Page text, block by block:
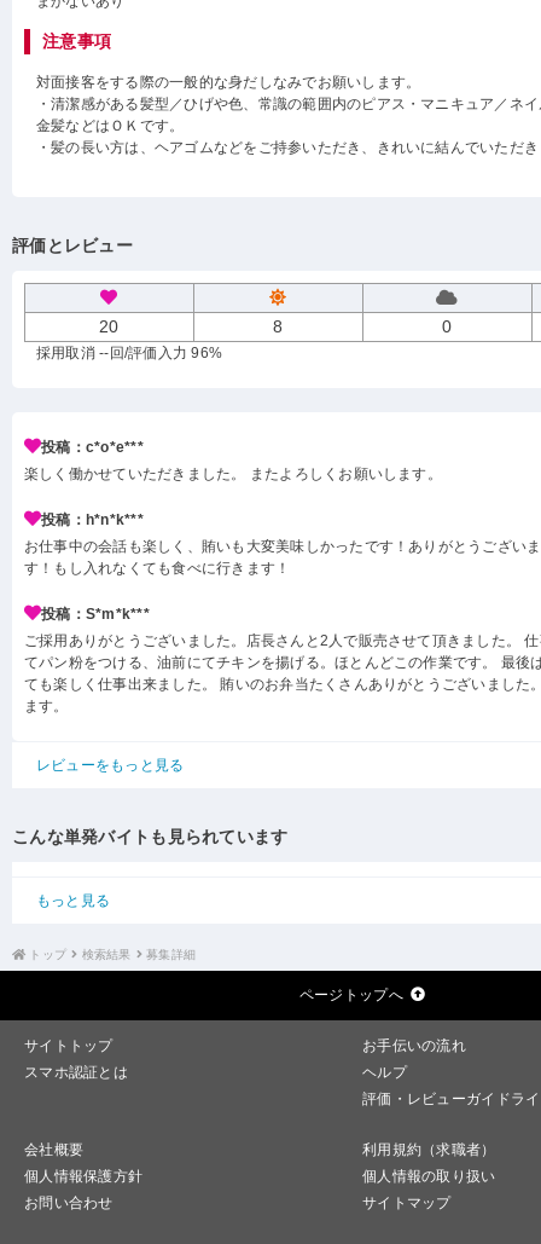
注意事項
対面接客をする際の一般的な身だしなみでお願いします。
・清潔感がある髪型／ひげや色、常識の範囲内のピアス・マニキュア／ネ
金髪などはＯＫです。
・髪の長い方は、ヘアゴムなどをご持参いただき、きれいに結んでいただ
評価とレビュー
20 8 0
採用取消 --回/評価入力 96%
投稿：c*o*e***
楽しく働かせていただきました。 またよろしくお願いします。
投稿：h*n*k***
お仕事中の会話も楽しく、賄いも大変美味しかったです！ありがとうござい
す！もし入れなくても食べに行きます！
投稿：S*m*k***
ご採用ありがとうございました。店長さんと2人で販売させて頂きました。
てパン粉をつける、油前にてチキンを揚げる。ほとんどこの作業です。 最後
ても楽しく仕事出来ました。 賄いのお弁当たくさんありがとうございました
ます。
レビューをもっと見る
こんな単発バイトも見られています
もっと見る
トップ 検索結果 募集詳細
ページトップへ
サイトトップ
お手伝いの流れ
スマホ認証とは
ヘルプ
評価・レビューガイドラ
会社概要
利用規約（求職者）
個人情報保護方針
個人情報の取り扱い
お問い合わせ
サイトマップ